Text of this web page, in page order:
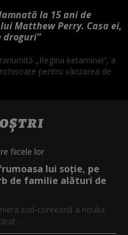
la 15 ani de
Matthew Perry. Casa ei,
droguri”
„Regina ketaminei”, a
pentru vânzarea de
lui soție, pe
de familie alături de
sud-coreeană a noului